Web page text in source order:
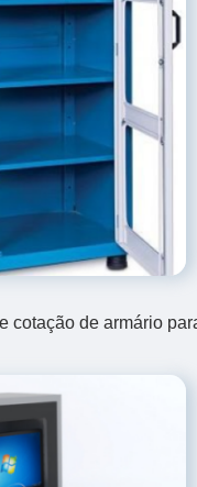
cotação de armário